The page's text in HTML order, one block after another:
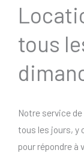
tous
Notre service
tous les jours, y
pour répondre à